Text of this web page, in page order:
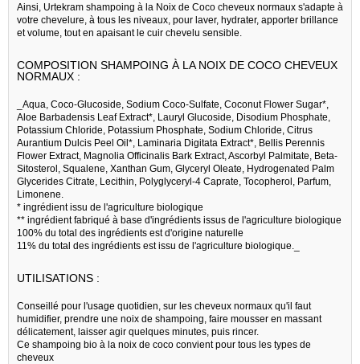
Ainsi, Urtekram shampoing à la Noix de Coco cheveux normaux s'adapte à
votre chevelure, à tous les niveaux, pour laver, hydrater, apporter brillance
et volume, tout en apaisant le cuir chevelu sensible.
COMPOSITION SHAMPOING À LA NOIX DE COCO CHEVEUX
NORMAUX :
_Aqua, Coco-Glucoside, Sodium Coco-Sulfate, Coconut Flower Sugar*,
Aloe Barbadensis Leaf Extract*, Lauryl Glucoside, Disodium Phosphate,
Potassium Chloride, Potassium Phosphate, Sodium Chloride, Citrus
Aurantium Dulcis Peel Oil*, Laminaria Digitata Extract*, Bellis Perennis
Flower Extract, Magnolia Officinalis Bark Extract, Ascorbyl Palmitate, Beta-
Sitosterol, Squalene, Xanthan Gum, Glyceryl Oleate, Hydrogenated Palm
Glycerides Citrate, Lecithin, Polyglyceryl-4 Caprate, Tocopherol, Parfum,
Limonene.
* ingrédient issu de l'agriculture biologique
** ingrédient fabriqué à base d'ingrédients issus de l'agriculture biologique
100% du total des ingrédients est d'origine naturelle
11% du total des ingrédients est issu de l'agriculture biologique._
UTILISATIONS :
Conseillé pour l'usage quotidien, sur les cheveux normaux qu'il faut
humidifier, prendre une noix de shampoing, faire mousser en massant
délicatement, laisser agir quelques minutes, puis rincer.
Ce shampoing bio à la noix de coco convient pour tous les types de
cheveux